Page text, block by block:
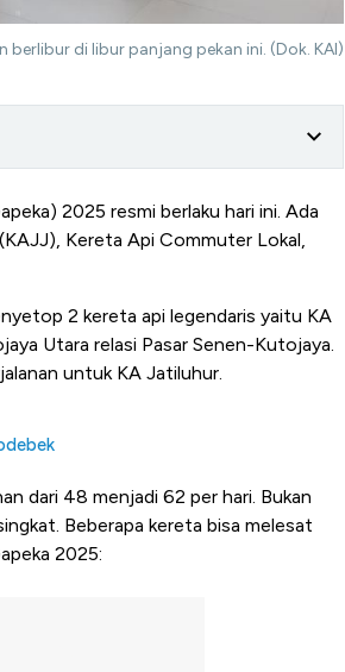
di libur panjang pekan ini. (Dok. KAI)
2025 resmi berlaku hari ini. Ada
Kereta Api Commuter Lokal,
2 kereta api legendaris yaitu KA
Utara relasi Pasar Senen-Kutojaya.
untuk KA Jatiluhur.
dari 48 menjadi 62 per hari. Bukan
Beberapa kereta bisa melesat
2025: